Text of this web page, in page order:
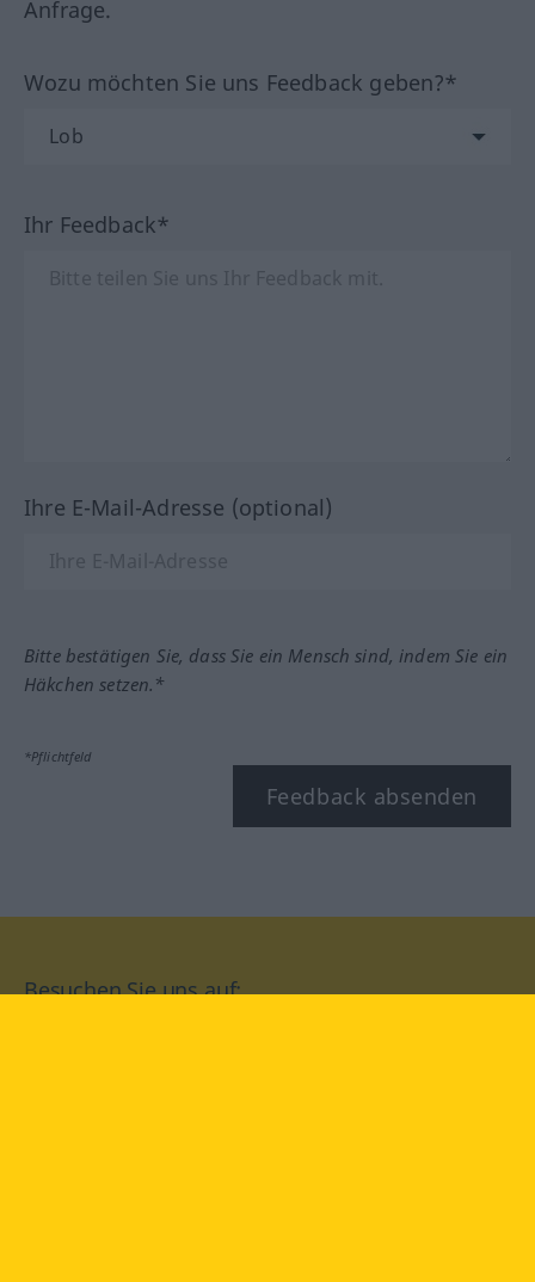
Anfrage.
Wozu möchten Sie uns Feedback geben?*
Ihr Feedback*
Ihre E-Mail-Adresse (optional)
Bitte bestätigen Sie, dass Sie ein Mensch sind, indem Sie ein
Häkchen setzen.*
*Pflichtfeld
Feedback absenden
Besuchen Sie uns auf: